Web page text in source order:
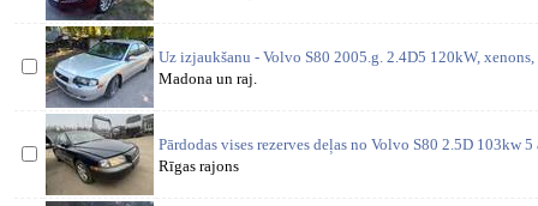
Uz izjaukšanu - Volvo S80 2005.g. 2.4D5 120kW,
Madona un raj.
Pārdodas vises rezerves deļas no Volvo S80 2.5D 103kw
Rīgas rajons